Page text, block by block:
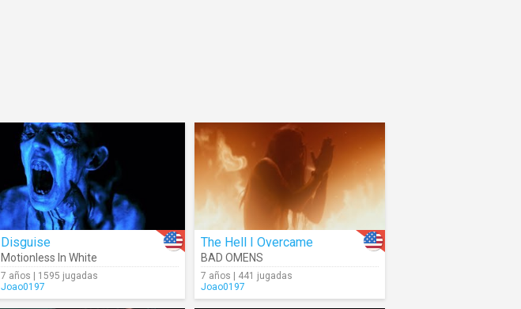
Disguise
Motionless In White
7 años | 1595 jugadas
Joao0197
The Hell I Overcame
BAD OMENS
7 años | 441 jugadas
Joao0197